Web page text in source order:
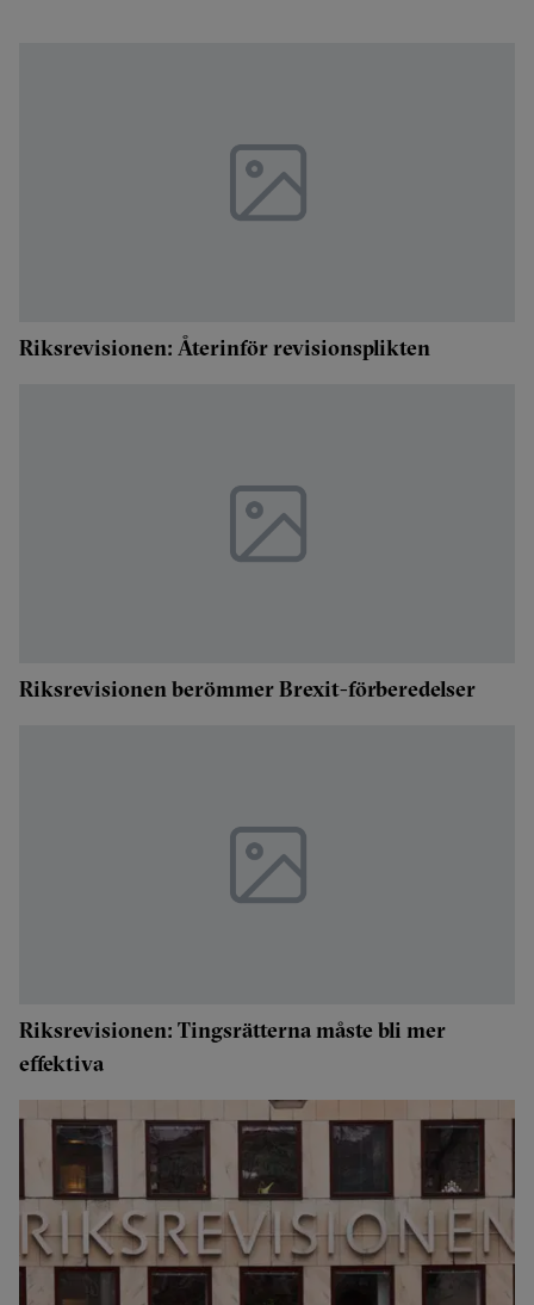
Riksrevisionen: Återinför revisionsplikten
Riksrevisionen berömmer Brexit-förberedelser
Riksrevisionen: Tingsrätterna måste bli mer
effektiva